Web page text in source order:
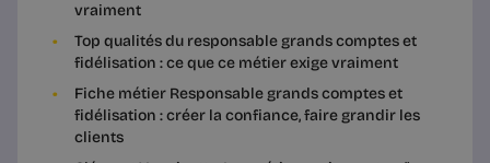
vraiment
Top qualités du responsable grands comptes et
fidélisation : ce que ce métier exige vraiment
Fiche métier Responsable grands comptes et
fidélisation : créer la confiance, faire grandir les
clients